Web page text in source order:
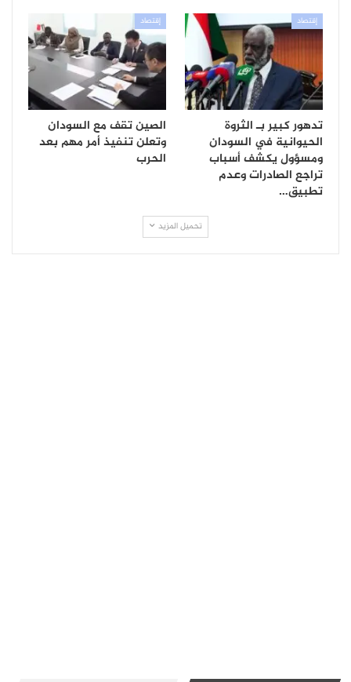
إقتصاد
تدهور كبير بـ الثروة
الحيوانية في السودان
ومسؤول يكشف أسباب
تراجع الصادرات وعدم
تطبيق…
إقتصاد
الصين تقف مع السودان
وتعلن تنفيذ أمر مهم بعد
الحرب
تحميل المزيد